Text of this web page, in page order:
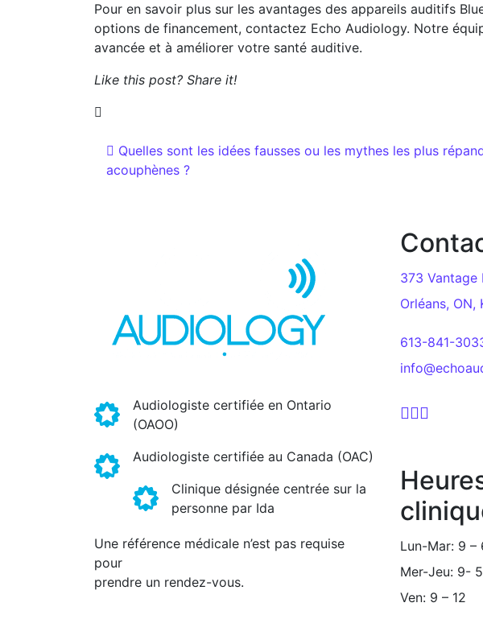
Pour en savoir plus sur les avantages des appareils auditifs
options de financement, contactez Echo Audiology. Notre
avancée et à améliorer votre santé auditive.
Like this post? Share it!
Navigation des articles
Quelles sont les idées fausses ou les mythes les plus
acouphènes ?
Audiologiste certifiée en Ontario
(OAOO)
Audiologiste certifiée au Canada (OAC)
Clinique désignée centrée sur la
personne par Ida
Une référence médicale n’est pas requise
pour
prendre un rendez-vous.
373 Vantage
Orléans, ON,
613-841-
Lun-Mar: 9 –
Mer-Jeu: 9- 5
Ven: 9 – 12